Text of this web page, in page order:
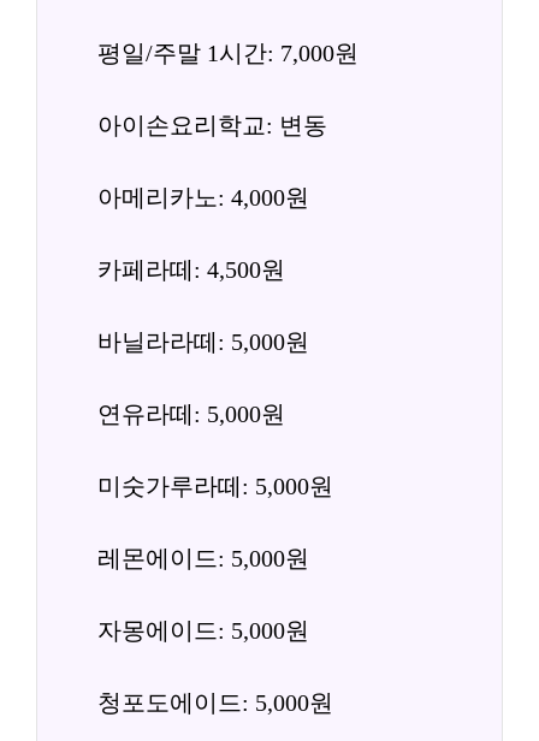
평일/주말 1시간: 7,000원
아이손요리학교: 변동
아메리카노: 4,000원
카페라떼: 4,500원
바닐라라떼: 5,000원
연유라떼: 5,000원
미숫가루라떼: 5,000원
레몬에이드: 5,000원
자몽에이드: 5,000원
청포도에이드: 5,000원